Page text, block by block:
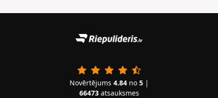
Novērtējums 4.84no 5|
66473atsauksmes